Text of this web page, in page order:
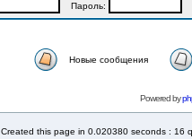
Пароль:
Новые сообщения
Powered by
Created this page in 0.020380 seconds : 16